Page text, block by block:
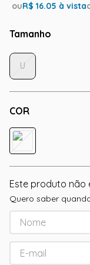
ouR$ 16.05 à vista
Tamanho
COR
U
Este produto não
Quero saber